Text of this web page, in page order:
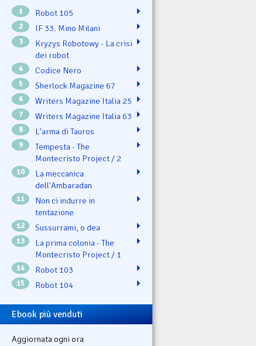
1 Robot 105
2 IF 33. Mino Milani
3
Kryzys Robotowy - La crisi
dei robot
4 Codice Nero
5 Sherlock Magazine 67
6 Writers Magazine Italia 25
7 Writers Magazine Italia 63
8 L'arma di Tauros
9
Tempesta - The
Montecristo Project / 2
10
La meccanica
dell'Ambaradan
11
Non ci indurre in
tentazione
12 Sussurrami, o dea
13
La prima colonia - The
Montecristo Project / 1
14 Robot 103
15 Robot 104
Ebook più venduti
Aggiornata ogni ora